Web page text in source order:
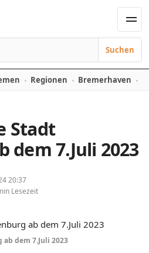
Suchen
Regionen Bremerhaven
Stadt
dem 7.Juli 2023
20:37
Lesezeit
dem 7.Juli 2023